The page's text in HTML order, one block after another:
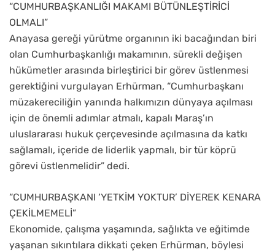
“CUMHURBAŞKANLIĞI MAKAMI BÜTÜNLEŞTİRİCİ
OLMALI”
Anayasa gereği yürütme organının iki bacağından biri
olan Cumhurbaşkanlığı makamının, sürekli değişen
hükümetler arasında birleştirici bir görev üstlenmesi
gerektiğini vurgulayan Erhürman, “Cumhurbaşkanı
müzakereciliğin yanında halkımızın dünyaya açılması
için de önemli adımlar atmalı, kapalı Maraş’ın
uluslararası hukuk çerçevesinde açılmasına da katkı
sağlamalı, içeride de liderlik yapmalı, bir tür köprü
görevi üstlenmelidir” dedi.
“CUMHURBAŞKANI ‘YETKİM YOKTUR’ DİYEREK KENARA
ÇEKİLMEMELİ”
Ekonomide, çalışma yaşamında, sağlıkta ve eğitimde
yaşanan sıkıntılara dikkati çeken Erhürman, böylesi